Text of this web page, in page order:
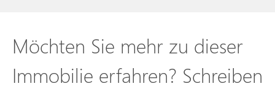
Möchten Sie mehr zu dieser
Immobilie erfahren? Schreiben